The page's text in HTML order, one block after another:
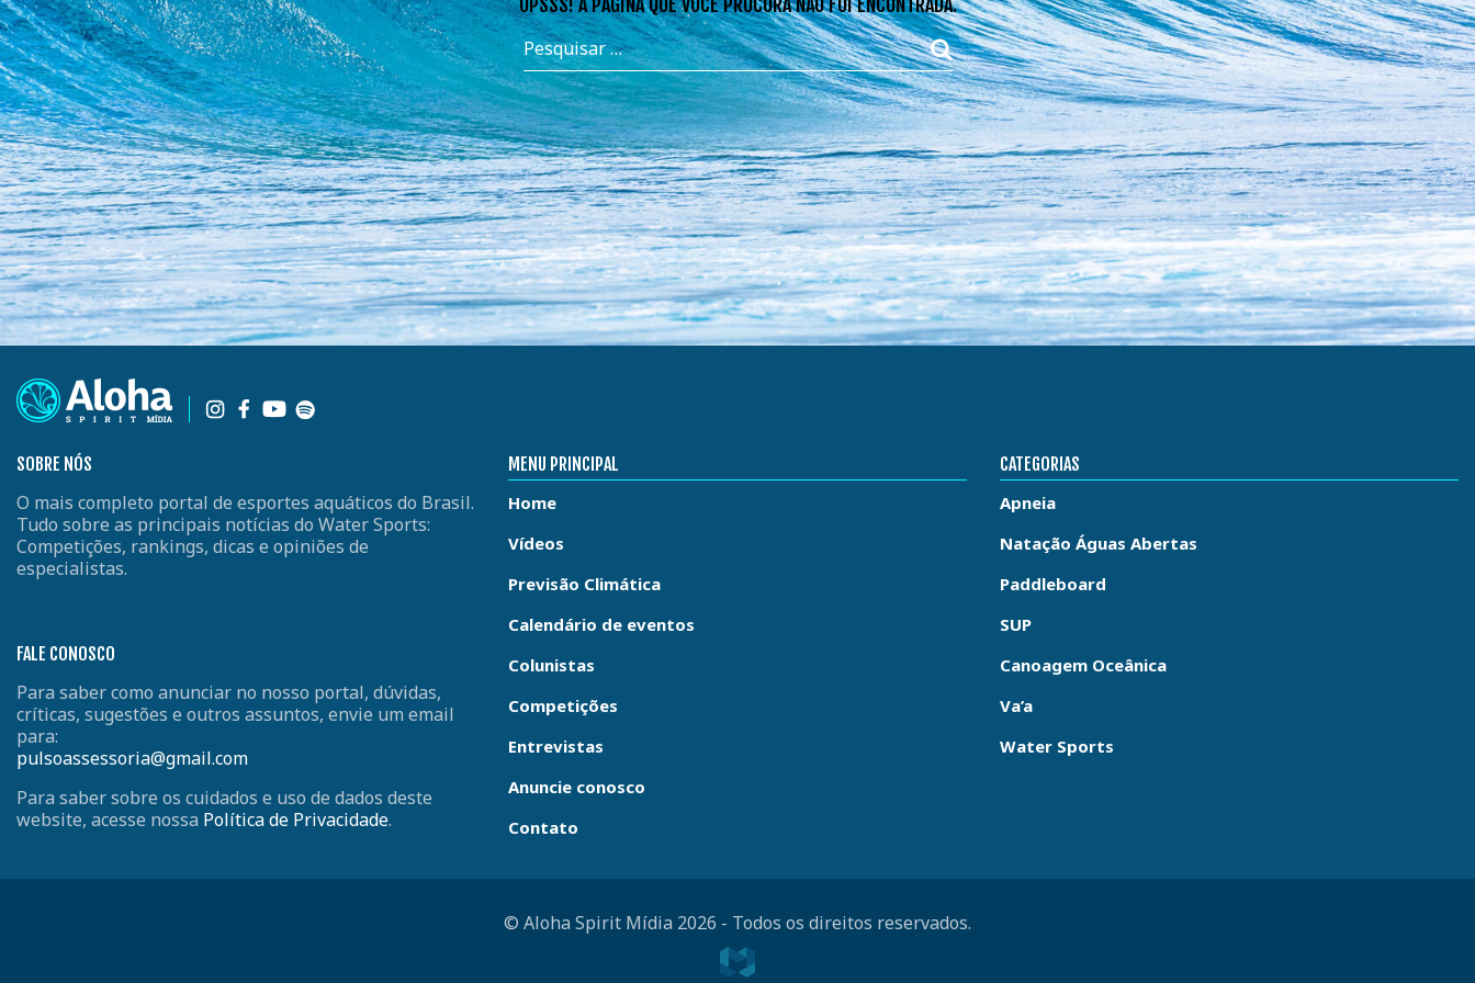
SOBRE NÓS
O mais completo portal de esportes aquáticos do Brasil.
Tudo sobre as principais notícias do Water Sports:
Competições, rankings, dicas e opiniões de
especialistas.
FALE CONOSCO
Para saber como anunciar no nosso portal, dúvidas,
críticas, sugestões e outros assuntos, envie um email
para:
pulsoassessoria@gmail.com
Para saber sobre os cuidados e uso de dados deste
website, acesse nossa Política de Privacidade.
MENU PRINCIPAL
Home
Vídeos
Previsão Climática
Calendário de eventos
Colunistas
Competições
Entrevistas
Anuncie conosco
Contato
CATEGORIAS
Apneia
Natação Águas Abertas
Paddleboard
SUP
Canoagem Oceânica
Va’a
Water Sports
© Aloha Spirit Mídia 2026 - Todos os direitos reservados.